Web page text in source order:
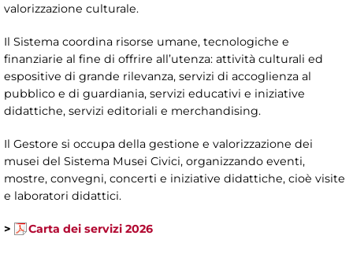
valorizzazione culturale.
Il Sistema coordina risorse umane, tecnologiche e
finanziarie al fine di offrire all’utenza: attività culturali ed
espositive di grande rilevanza, servizi di accoglienza al
pubblico e di guardiania, servizi educativi e iniziative
didattiche, servizi editoriali e merchandising.
Il Gestore si occupa della gestione e valorizzazione dei
musei del Sistema Musei Civici, organizzando eventi,
mostre, convegni, concerti e iniziative didattiche, cioè visite
e laboratori didattici.
> Carta dei servizi 2026